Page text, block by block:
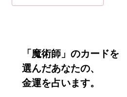
「魔術師」のカードを
選んだあなたの、
金運を占います。